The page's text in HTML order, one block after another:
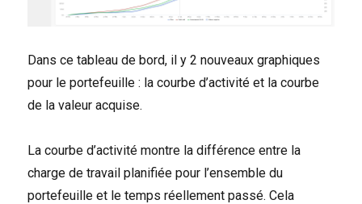
Dans ce tableau de bord, il y 2 nouveaux graphiques
pour le portefeuille : la courbe d’activité et la courbe
de la valeur acquise.
La courbe d’activité montre la différence entre la
charge de travail planifiée pour l’ensemble du
portefeuille et le temps réellement passé. Cela